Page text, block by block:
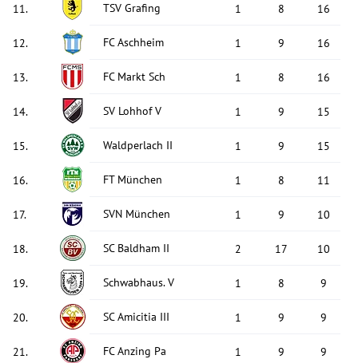
11. TSV Grafing 1 8 16
12. FC Aschheim 1 9 16
13. FC Markt Sch 1 8 16
14. SV Lohhof V 1 9 15
15. Waldperlach II 1 9 15
16. FT München 1 8 11
17. SVN München 1 9 10
18. SC Baldham II 2 17 10
19. Schwabhaus. V 1 8 9
20. SC Amicitia III 1 9 9
21. FC Anzing Pa 1 9 9